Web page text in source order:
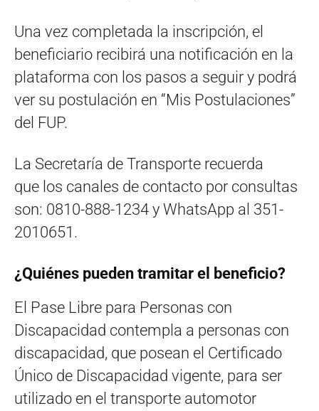
Una vez completada la inscripción, el
beneficiario recibirá una notificación en la
plataforma con los pasos a seguir y podrá
ver su postulación en “Mis Postulaciones”
del FUP.
La Secretaría de Transporte recuerda
que los canales de contacto por consultas
son: 0810-888-1234 y WhatsApp al 351-
2010651.
¿Quiénes pueden tramitar el beneficio?
El Pase Libre para Personas con
Discapacidad contempla a personas con
discapacidad, que posean el Certificado
Único de Discapacidad vigente, para ser
utilizado en el transporte automotor